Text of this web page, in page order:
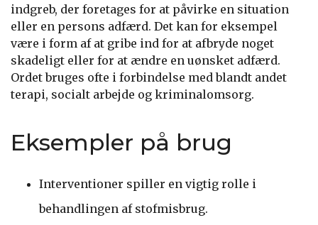
indgreb, der foretages for at påvirke en situation
eller en persons adfærd. Det kan for eksempel
være i form af at gribe ind for at afbryde noget
skadeligt eller for at ændre en uønsket adfærd.
Ordet bruges ofte i forbindelse med blandt andet
terapi, socialt arbejde og kriminalomsorg.
Eksempler på brug
Interventioner spiller en vigtig rolle i
behandlingen af stofmisbrug.